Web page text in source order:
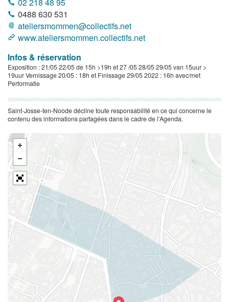
0488 630 531
ateliersmommen@collectifs.net
www.ateliersmommen.collectifs.net
Infos & réservation
Exposition : 21/05 22/05 de 15h >19h et 27 /05 28/05 29/05 van 15uur >
19uur Vernissage 20/05 : 18h et Finissage 29/05 2022 : 16h avec/met
Performatie
Saint-Josse-ten-Noode décline toute responsabilité en ce qui concerne le
contenu des informations partagées dans le cadre de l’Agenda.